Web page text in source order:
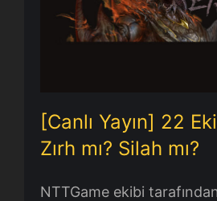
[Canlı Yayın] 22 Ekim
mı? Silah
[Canlı Yayın] 22
Zırh mı? Silah mı?
NTTGame ekibi